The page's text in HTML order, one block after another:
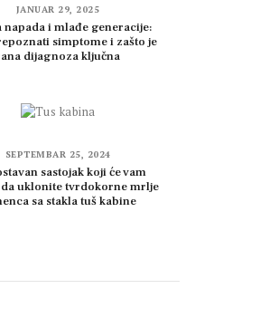
JANUAR 29, 2025
napada i mlađe generacije:
simptome i zašto je
dijagnoza ključna
SEPTEMBAR 25, 2024
sastojak koji će vam
uklonite tvrdokorne mrlje
sa stakla tuš kabine